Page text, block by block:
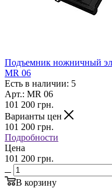
Подъемник ножничный
MR 06
Есть в наличии: 5
Арт.: MR 06
101 200 грн.
Варианты цен
101 200 грн.
Подробности
Цена
101 200 грн.
В корзину